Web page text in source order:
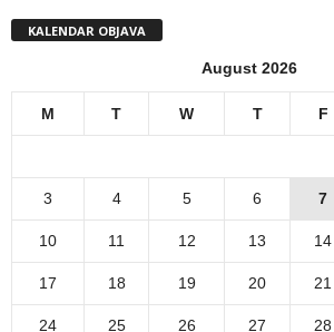
KALENDAR OBJAVA
August 2026
M T W T F
3 4 5 6 7
10 11 12 13 14
17 18 19 20 21
24 25 26 27 28